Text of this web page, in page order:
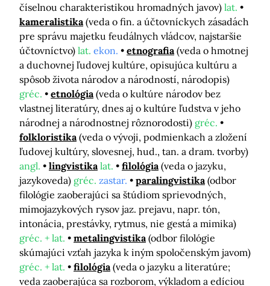
číselnou charakteristikou hromadných javov) lat.
kameralistika (veda o fin. a účtovníckych zásadách
pre správu majetku feudálnych vládcov, najstaršie
účtovníctvo) lat. ekon. etnografia (veda o hmotnej
a duchovnej ľudovej kultúre, opisujúca kultúru a
spôsob života národov a národností, národopis)
gréc.
etnológia (veda o kultúre národov bez
vlastnej literatúry, dnes aj o kultúre ľudstva v jeho
národnej a národnostnej rôznorodosti) gréc.
folkloristika (veda o vývoji, podmienkach a zložení
ľudovej kultúry, slovesnej, hud., tan. a dram. tvorby)
angl.
lingvistika lat. filológia (veda o jazyku,
jazykoveda) gréc. zastar. paralingvistika (odbor
filológie zaoberajúci sa štúdiom sprievodných,
mimojazykových rysov jaz. prejavu, napr. tón,
intonácia, prestávky, rytmus, nie gestá a mimika)
gréc. + lat.
metalingvistika (odbor filológie
skúmajúci vzťah jazyka k iným spoločenským javom)
gréc. + lat.
filológia (veda o jazyku a literatúre;
veda zaoberajúca sa rozborom, výkladom a edíciou